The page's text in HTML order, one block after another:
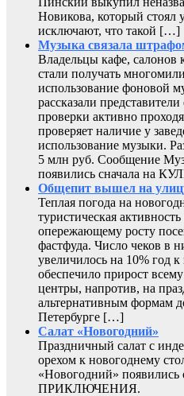
Новикова, который стоял
исключают, что такой […]
Музыка связала
Владельцы кафе, салонов
стали получать
использование фоновой
рассказали
проверки активно
проверяет наличие у
использование музыки.
5 млн руб. Сообщение
появились сначала на
Общепит вышел на
Теплая погода на
туристическая
опережающему росту
фастфуда. Число чеков в
увеличилось на 10% год
обеспечило прирост
центры, напротив, на
альтернативным формам
Петербурге […]
Салат «Новогодний»
Праздничный салат с
орехом к новогоднему
«Новогодний»
ПРИКЛЮЧЕНИЯ.